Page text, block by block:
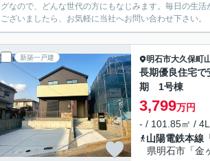
グなので、どんな世代の方にもなじみます。毎日の生
ございましたら、お気軽に当社へお問い合わせ下さい。
新築一戸建 明石市大久保町
長期優良住宅
期 1号棟
3,799万円
- / 101.85㎡ /
山陽電鉄本線
県明石市「金